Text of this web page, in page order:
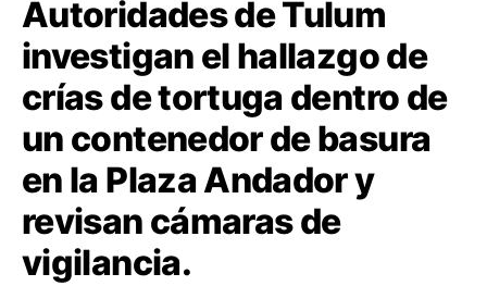
Autoridades de Tulum
investigan el hallazgo de
crías de tortuga dentro de
un contenedor de basura
en la Plaza Andador y
revisan cámaras de
vigilancia.